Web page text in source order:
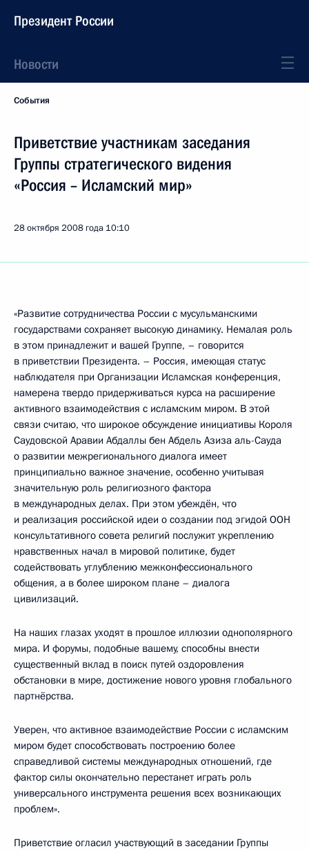
Президент России
Новости
События
Приветствие участникам заседания
Группы стратегического видения
«Россия – Исламский мир»
28 октября 2008 года 10:10
«Развитие сотрудничества России с мусульманскими
государствами сохраняет высокую динамику. Немалая роль
в этом принадлежит и вашей Группе, – говорится
в приветствии Президента. – Россия, имеющая статус
наблюдателя при Организации Исламская конференция,
намерена твердо придерживаться курса на расширение
активного взаимодействия с исламским миром. В этой
связи считаю, что широкое обсуждение инициативы Короля
Саудовской Аравии Абдаллы бен Абдель Азиза аль-Сауда
о развитии межрегионального диалога имеет
принципиально важное значение, особенно учитывая
значительную роль религиозного фактора
в международных делах. При этом убеждён, что
и реализация российской идеи о создании под эгидой ООН
консультативного совета религий послужит укреплению
нравственных начал в мировой политике, будет
содействовать углублению межконфессионального
общения, а в более широком плане – диалога
цивилизаций.
На наших глазах уходят в прошлое иллюзии однополярного
мира. И форумы, подобные вашему, способны внести
существенный вклад в поиск путей оздоровления
обстановки в мире, достижение нового уровня глобального
партнёрства.
Уверен, что активное взаимодействие России с исламским
миром будет способствовать построению более
справедливой системы международных отношений, где
фактор силы окончательно перестанет играть роль
универсального инструмента решения всех возникающих
проблем».
Приветствие огласил участвующий в заседании Группы